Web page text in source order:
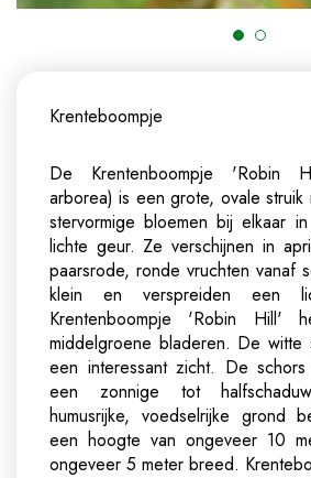
Krenteboompje
De Krentenboompje 'Robin
arborea) is een grote, ovale struik
stervormige bloemen bij elkaar
lichte geur. Ze verschijnen in
paarsrode, ronde vruchten vanaf
klein en verspreiden een
Krentenboompje 'Robin Hill'
middelgroene bladeren. De witte
een interessant zicht. De
een zonnige tot
humusrijke, voedselrijke grond
een hoogte van ongeveer 10
ongeveer 5 meter breed.